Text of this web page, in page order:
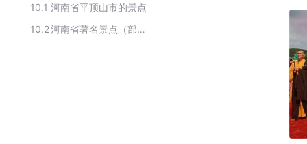
10.1 河南省平顶山市的景点
10.2
河南省著名景点（部分）